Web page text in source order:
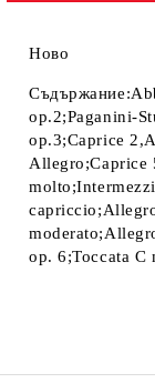
Ново
op.2;Paganini-
op.3;Caprice
Allegro;Caprice
molto;
op. 6;Toccata C